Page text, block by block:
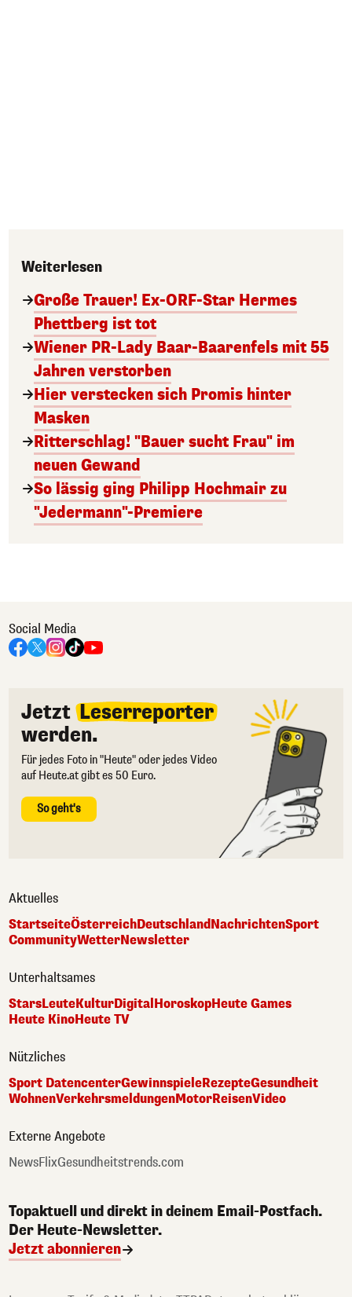
Weiterlesen
Große Trauer! Ex-ORF-Star Hermes
Phettberg ist tot
Wiener PR-Lady Baar-Baarenfels mit 55
Jahren verstorben
Hier verstecken sich Promis hinter
Masken
Ritterschlag! "Bauer sucht Frau" im
neuen Gewand
So lässig ging Philipp Hochmair zu
"Jedermann"-Premiere
Social Media
Jetzt Leserreporter
werden.
Für jedes Foto in "Heute" oder jedes Video
auf Heute.at gibt es 50 Euro.
So geht's
Aktuelles
StartseiteÖsterreichDeutschlandNachrichtenSport
CommunityWetterNewsletter
Unterhaltsames
StarsLeuteKulturDigital HoroskopHeute Games
Heute KinoHeute TV
Nützliches
Sport DatencenterGewinnspieleRezepteGesundheit
WohnenVerkehrsmeldungenMotorReisenVideo
Externe Angebote
NewsFlixGesundheitstrends.com
Topaktuell und direkt in deinem Email-Postfach.
Der Heute-Newsletter.
Jetzt abonnieren